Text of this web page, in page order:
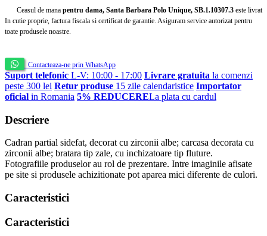
Ceasul de mana pentru dama, Santa Barbara Polo Unique, SB.1.10307.3 este livrat
In cutie proprie, factura fiscala si certificat de garantie. Asiguram service autorizat pentru
toate produsele noastre.
Contacteaza-ne prin WhatsApp
Suport telefonic L-V: 10:00 - 17:00 Livrare gratuita la comenzi
peste 300 lei Retur produse 15 zile calendaristice Importator
oficial in Romania 5% REDUCERELa plata cu cardul
Descriere
Cadran partial sidefat, decorat cu zirconii albe; carcasa decorata cu
zirconii albe; bratara tip zale, cu inchizatoare tip fluture.
Fotografiile produselor au rol de prezentare. Intre imaginile afisate
pe site si produsele achizitionate pot aparea mici diferente de culori.
Caracteristici
Caracteristici